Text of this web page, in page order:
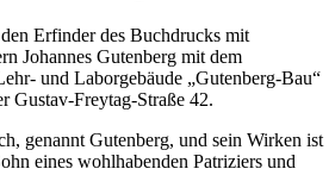
Erfinder des Buchdrucks mit
Johannes Gutenberg mit dem
und Laborgebäude „Gutenberg-Bau“
Gustav-Freytag-Straße 42.
genannt Gutenberg, und sein Wirken ist
eines wohlhabenden Patriziers und